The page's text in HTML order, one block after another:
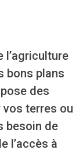
l’agriculture
bons plans
des
terres ou
besoin de
l’accès à